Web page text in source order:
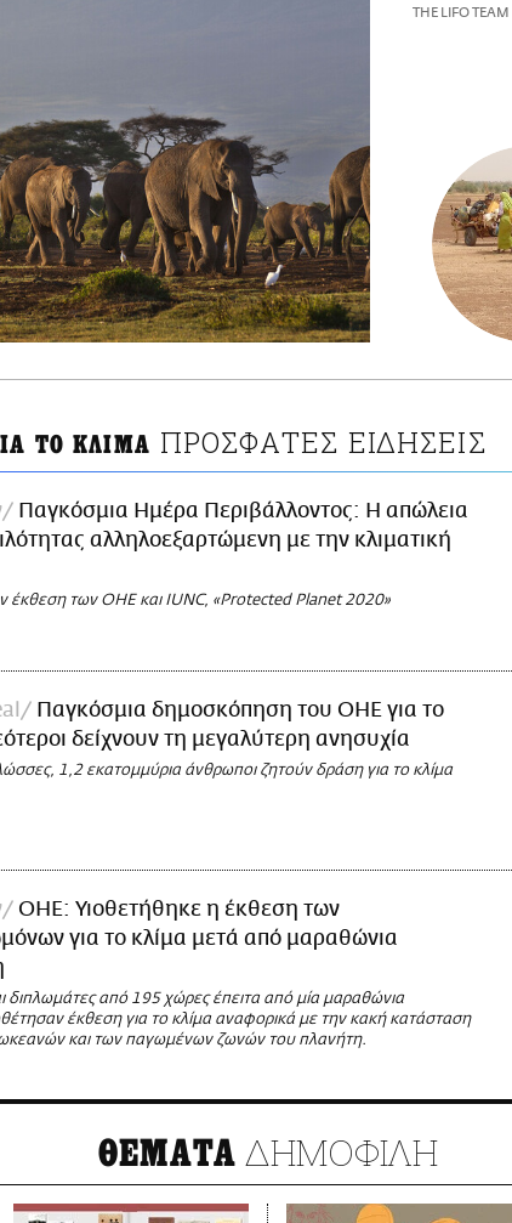
THE LIFO TEAM
ΤΟ ΚΛΙΜΑ ΠΡΟΣΦΑΤΕΣ ΕΙΔΗΣΕΙΣ
Παγκόσμια Ημέρα Περιβάλλοντος: Η απώλεια
αλληλοεξαρτώμενη με την κλιματική
έκθεση των OHE και IUNC, «Protected Planet 2020»
Παγκόσμια δημοσκόπηση του ΟΗΕ για το
δείχνουν τη μεγαλύτερη ανησυχία
1,2 εκατομμύρια άνθρωποι ζητούν δράση για το κλίμα
ΟΗΕ: Υιοθετήθηκε η έκθεση των
για το κλίμα μετά από μαραθώνια
διπλωμάτες από 195 χώρες έπειτα από μία μαραθώνια
έκθεση για το κλίμα αναφορικά με την κακή κατάσταση
ωκεανών και των παγωμένων ζωνών του πλανήτη.
ΘΕΜΑΤΑ ΔΗΜΟΦΙΛΗ